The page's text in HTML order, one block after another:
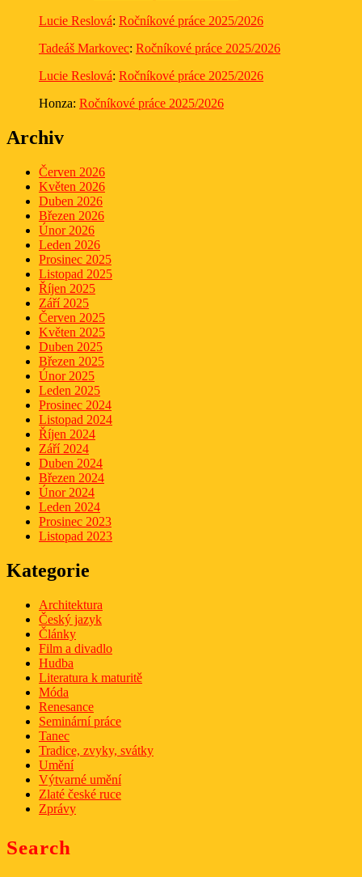
Lucie Reslová: Ročníkové práce 2025/2026
Tadeáš Markovec: Ročníkové práce 2025/2026
Lucie Reslová: Ročníkové práce 2025/2026
Honza: Ročníkové práce 2025/2026
Archiv
Červen 2026
Květen 2026
Duben 2026
Březen 2026
Únor 2026
Leden 2026
Prosinec 2025
Listopad 2025
Říjen 2025
Září 2025
Červen 2025
Květen 2025
Duben 2025
Březen 2025
Únor 2025
Leden 2025
Prosinec 2024
Listopad 2024
Říjen 2024
Září 2024
Duben 2024
Březen 2024
Únor 2024
Leden 2024
Prosinec 2023
Listopad 2023
Kategorie
Architektura
Český jazyk
Články
Film a divadlo
Hudba
Literatura k maturitě
Móda
Renesance
Seminární práce
Tanec
Tradice, zvyky, svátky
Umění
Výtvarné umění
Zlaté české ruce
Zprávy
Search